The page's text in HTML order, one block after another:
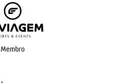
Membro